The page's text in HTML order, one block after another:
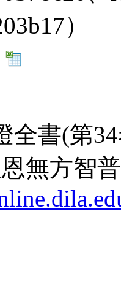
）
全書(第
無方智